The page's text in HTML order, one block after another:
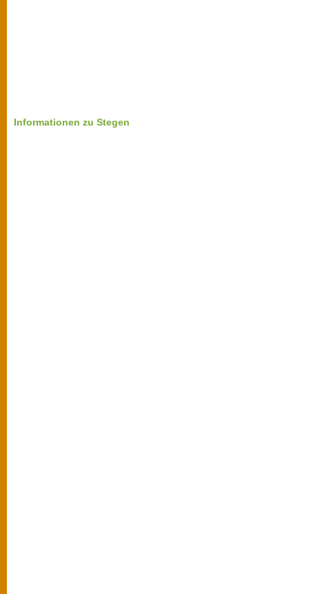
Informationen zu Stegen